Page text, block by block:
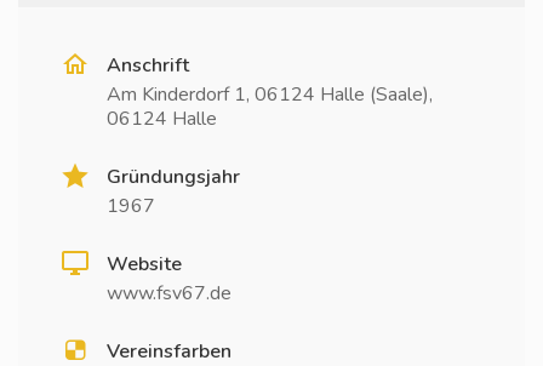
Anschrift
Am Kinderdorf 1, 06124 Halle (Saale),
06124 Halle
Gründungsjahr
1967
Website
www.fsv67.de
Vereinsfarben